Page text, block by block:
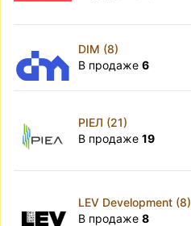
DIM (8)
В продаже 6
РІЕЛ (21)
В продаже 19
LEV Development (8)
В продаже 8